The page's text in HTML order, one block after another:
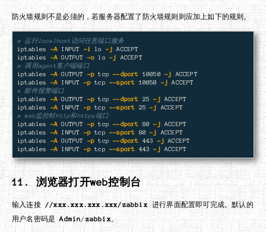
防火墙规则不是必须的，若服务器配置了防火墙规则则应加上如下的规则。
# 运行localhost访问任意端口服务
iptables -A INPUT -i lo -j
ACCEPT
iptables -A OUTPUT -o lo -j
# 调用agent客户端端口
iptables -A OUTPUT -p tcp --dport 10050 -j
ACCEPT
iptables -A INPUT -p tcp --sport 10050 -j
# 邮件报警端口
iptables -A OUTPUT -p tcp --dport 25 -j ACCEPT
iptables -A INPUT -p tcp --sport 25 -j
# web监控时http和https端口
iptables -A OUTPUT -p tcp --dport 80 -j ACCEPT
iptables -A INPUT -p tcp --sport 80 -j
ACCEPT
iptables -A OUTPUT -p tcp --dport 443 -j ACCEPT
iptables -A INPUT -p tcp --sport 443 -j
11. 浏览器打开web控制台
输入连接//xxx.xxx.xxx.xxx/zabbix进行界面配置即可完成。默认的
用户名密码是Admin/zabbix 。